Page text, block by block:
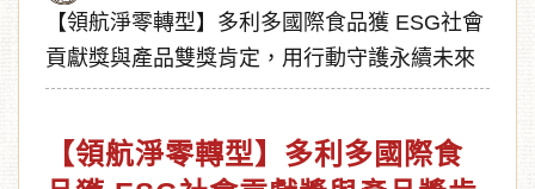
【領航淨零轉型】多利多國際食品獲 ESG社會
貢獻獎與產品雙獎肯定，用行動守護永續未來
【領航淨零轉型】 多利多國際食